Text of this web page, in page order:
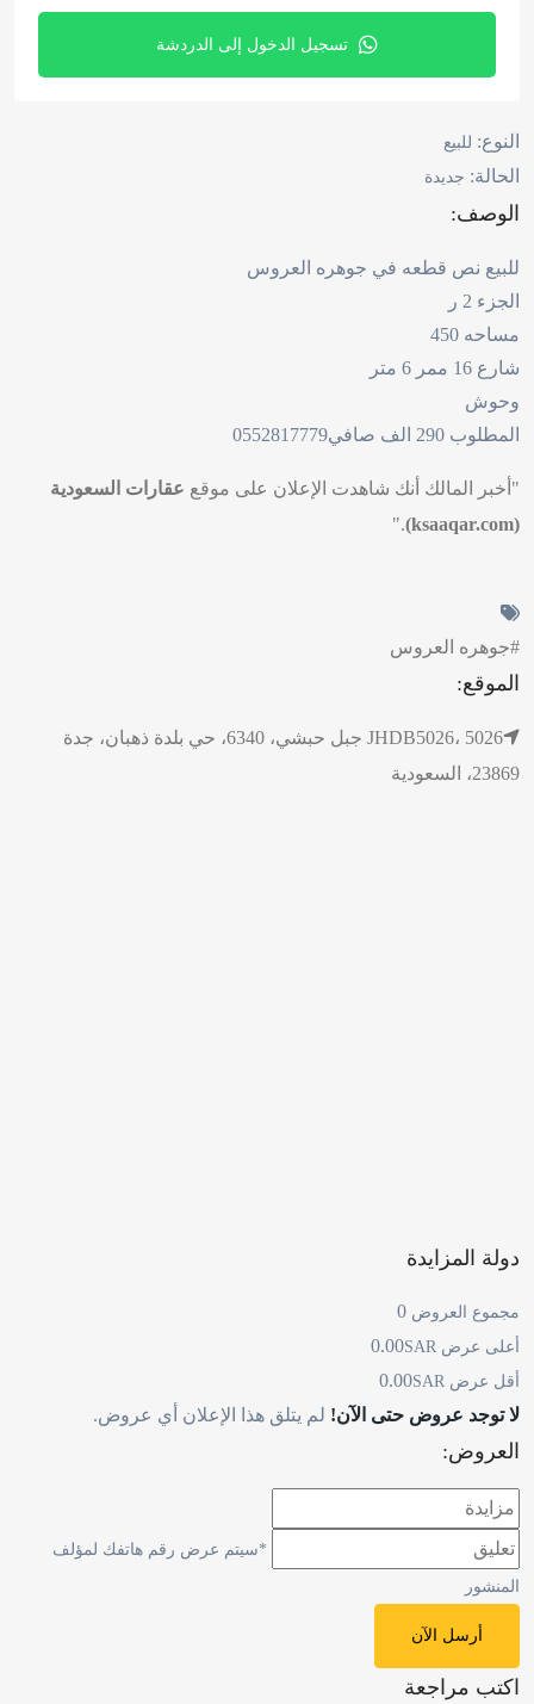
تسجيل الدخول إلى الدردشة
النوع: للبيع
الحالة: جديدة
الوصف:
للبيع نص قطعه في جوهره العروس
الجزء 2 ر
مساحه 450
شارع 16 ممر 6 متر
وحوش
المطلوب 290 الف صافي0552817779
"أخبر المالك أنك شاهدت الإعلان على موقع عقارات السعودية
(ksaaqar.com)
."
#جوهره العروس
الموقع:
JHDB5026، 5026 جبل حبشي، 6340، حي بلدة ذهبان، جدة
23869، السعودية
دولة المزايدة
مجموع العروض 0
أعلى عرض 0.00SAR
أقل عرض
0.00SAR
لا توجد عروض حتى الآن! لم يتلق هذا الإعلان أي عروض.
العروض:
*سيتم عرض رقم هاتفك لمؤلف
المنشور
أرسل الآن
اكتب مراجعة